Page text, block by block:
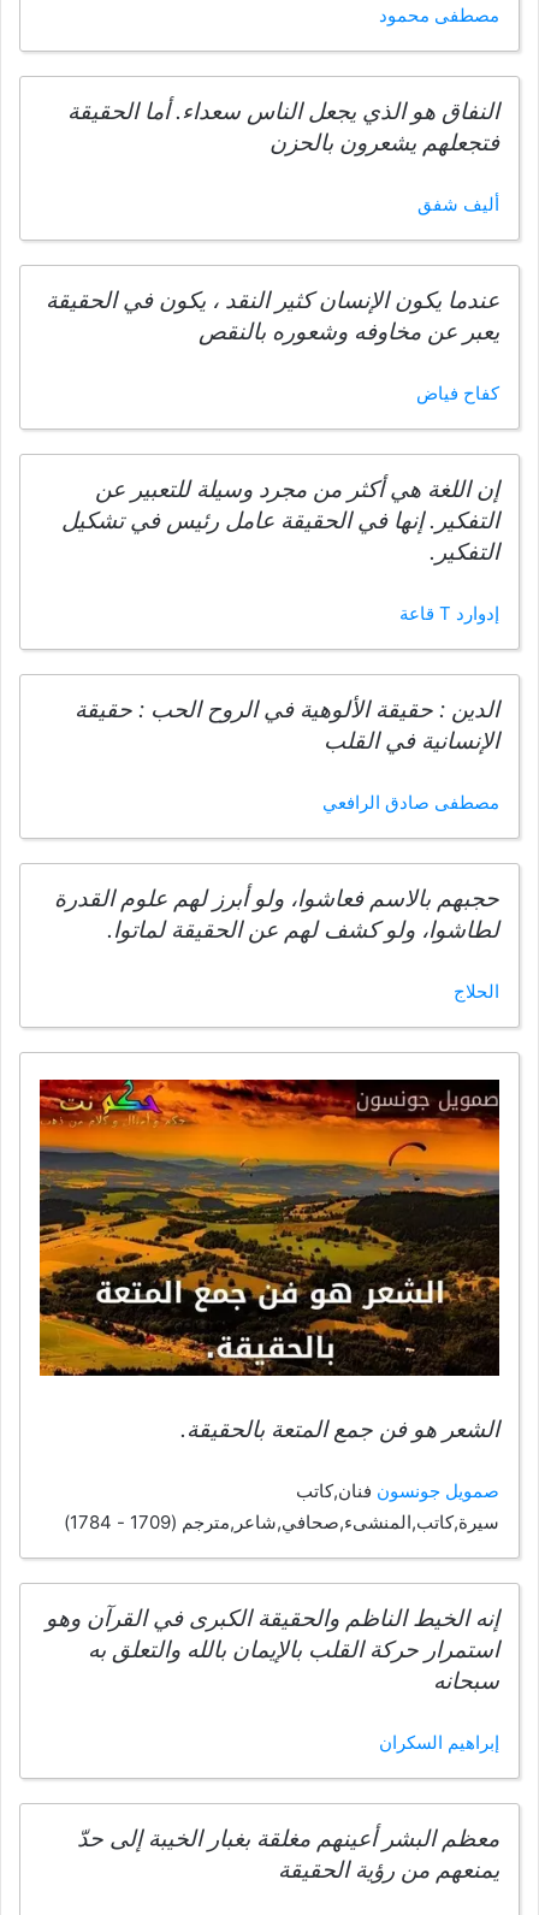
مصطفى محمود
النفاق هو الذي يجعل الناس سعداء. أما الحقيقة
فتجعلهم يشعرون بالحزن
أليف شفق
عندما يكون الإنسان كثير النقد ، يكون في الحقيقة
يعبر عن مخاوفه وشعوره بالنقص
كفاح فياض
إن اللغة هي أكثر من مجرد وسيلة للتعبير عن
التفكير. إنها في الحقيقة عامل رئيس في تشكيل
التفكير.
إدوارد T قاعة
الدين : حقيقة الألوهية في الروح الحب : حقيقة
الإنسانية في القلب
مصطفى صادق الرافعي
حجبهم بالاسم فعاشوا، ولو أبرز لهم علوم القدرة
لطاشوا، ولو كشف لهم عن الحقيقة لماتوا.
الحلاج
الشعر هو فن جمع المتعة بالحقيقة.
صمويل جونسون فنان,كاتب
سيرة,كاتب,المنشىء,صحافي,شاعر,مترجم (1709 - 1784)
إنه الخيط الناظم والحقيقة الكبرى في القرآن وهو
استمرار حركة القلب بالإيمان بالله والتعلق به
سبحانه
إبراهيم السكران
معظم البشر أعينهم مغلقة بغبار الخيبة إلى حدّ
يمنعهم من رؤية الحقيقة